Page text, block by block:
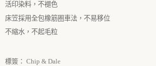
活印染料，不褪色
床笠採用全包橡筋圈車法，不易移位
不縮水，不起毛粒
標簽： Chip & Dale